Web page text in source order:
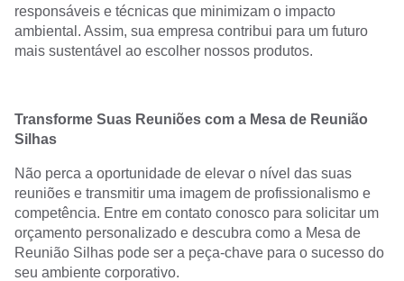
responsáveis e técnicas que minimizam o impacto
ambiental. Assim, sua empresa contribui para um futuro
mais sustentável ao escolher nossos produtos.
Transforme Suas Reuniões com a Mesa de Reunião
Silhas
Não perca a oportunidade de elevar o nível das suas
reuniões e transmitir uma imagem de profissionalismo e
competência. Entre em contato conosco para solicitar um
orçamento personalizado e descubra como a Mesa de
Reunião Silhas pode ser a peça-chave para o sucesso do
seu ambiente corporativo.